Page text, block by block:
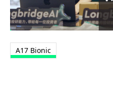
A17 Bionic